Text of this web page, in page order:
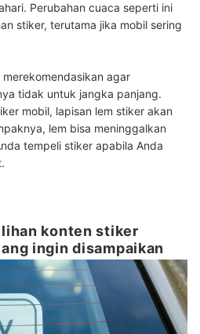
Perubahan cuaca seperti ini
stiker, terutama jika mobil sering
agar
tidak untuk jangka panjang.
mobil, lapisan lem stiker akan
lem bisa meninggalkan
tempeli stiker apabila Anda
konten stiker
ingin disampaikan